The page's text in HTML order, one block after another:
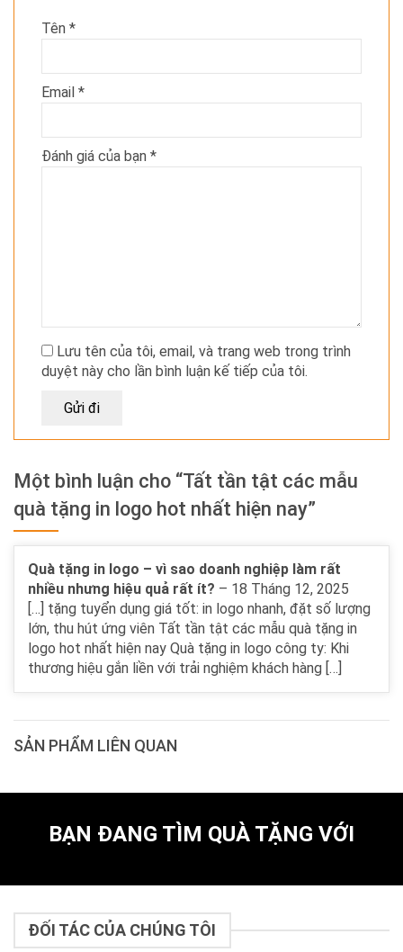
Tên *
Email *
Đánh giá của bạn *
Lưu tên của tôi, email, và trang web trong trình
duyệt này cho lần bình luận kế tiếp của tôi.
Một bình luận cho “Tất tần tật các mẫu
quà tặng in logo hot nhất hiện nay”
Quà tặng in logo – vì sao doanh nghiệp làm rất
nhiều nhưng hiệu quả rất ít? – 18 Tháng 12, 2025
[…] tặng tuyển dụng giá tốt: in logo nhanh, đặt số lượng
lớn, thu hút ứng viên Tất tần tật các mẫu quà tặng in
logo hot nhất hiện nay Quà tặng in logo công ty: Khi
thương hiệu gắn liền với trải nghiệm khách hàng […]
SẢN PHẨM LIÊN QUAN
BẠN ĐANG TÌM QUÀ TẶNG VỚI
ĐỐI TÁC CỦA CHÚNG TÔI